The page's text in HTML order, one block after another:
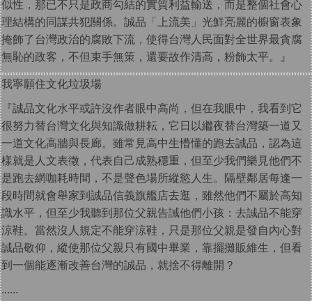
似性，那已不只是政商勾結的實質利益輸送，而是整個社會心
理結構的同謀共犯關係。誠品「上流美」光鮮亮麗的櫥窗表象
掩飾了台灣政治的腐敗下流，使得台灣人民面對全世界最貪腐
無恥的政客，不但束手無策，還要故作清高，粉飾太平。』
我寧願住文化垃圾場
『誠品文化水平或許沒作者眼中高尚，但在我眼中，我看到它
很努力替台灣文化與知識做耕耘，它日以繼夜替台灣築一道又
一道文化高牆與長廊。雖常見高中生懵懂的跑去誠品，認為這
樣就是人文表徵，代表自己成熟穩重，但至少我們樂見他們不
是跑去網咖耗時間，不是聲色場所縱慾人生。隔壁鄰居每逢一
段時間就會舉家到誠品信義旗艦店去逛，雖然他們不屬於高知
識水平，但至少我聽到那位父親告誡他們小孩：去誠品不能穿
涼鞋。當然沒人規定不能穿涼鞋，只是那位父親是發自內心對
誠品敬仰，縱使那位父親只有國中畢業，靠擺攤販維生，但看
到一個能逐漸改善台灣的誠品，就捨不得離開？
......